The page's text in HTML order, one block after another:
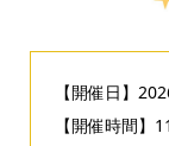
【開催日】
【開催時間】